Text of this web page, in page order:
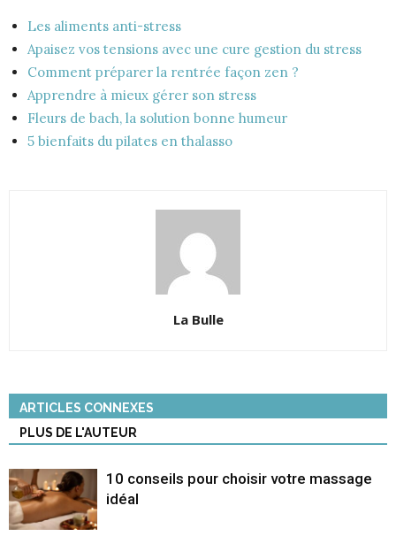
Les aliments anti-stress
Apaisez vos tensions avec une cure gestion du stress
Comment préparer la rentrée façon zen ?
Apprendre à mieux gérer son stress
Fleurs de bach, la solution bonne humeur
5 bienfaits du pilates en thalasso
La Bulle
ARTICLES CONNEXES
PLUS DE L'AUTEUR
10 conseils pour choisir votre massage
idéal